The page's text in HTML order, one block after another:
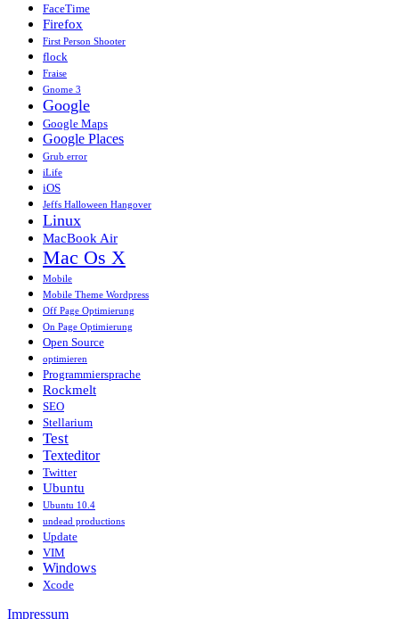
FaceTime
Firefox
First Person Shooter
flock
Fraise
Gnome 3
Google
Google Maps
Google Places
Grub error
iLife
iOS
Jeffs Halloween Hangover
Linux
MacBook Air
Mac Os X
Mobile
Mobile Theme Wordpress
Off Page Optimierung
On Page Optimierung
Open Source
optimieren
Programmiersprache
Rockmelt
SEO
Stellarium
Test
Texteditor
Twitter
Ubuntu
Ubuntu 10.4
undead productions
Update
VIM
Windows
Xcode
Impressum